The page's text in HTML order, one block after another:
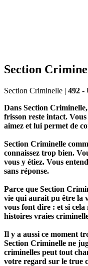
Section
Section Criminelle | 492 -
Dans Section
frisson reste intact.
aimez et lui permet de
Section Criminelle
connaissez trop bien.
vous y étiez. Vous
sans réponse.
Parce que Section
vie qui aurait pu être la
vous font dire : et si cela
histoires vraies
Il y a aussi ce moment
Section Criminelle ne
criminelles peut tout
votre regard sur le true